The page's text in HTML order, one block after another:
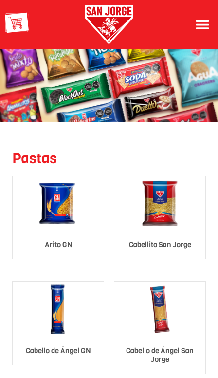
Pastas
Arito GN Cabellito San Jorge
Cabello de Ángel GN
Cabello de Ángel San
Jorge